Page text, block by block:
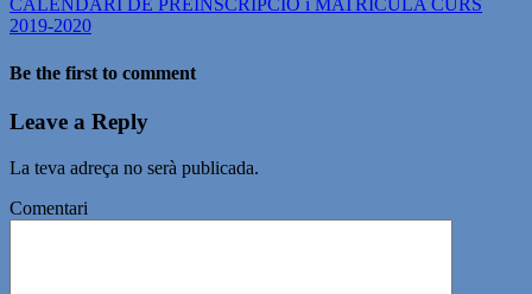
CALENDARI DE PREINSCRIPCIÓ i MATRÍCULA CURS
2019-2020
Be the first to comment
Leave a Reply
La teva adreça no serà publicada.
Comentari